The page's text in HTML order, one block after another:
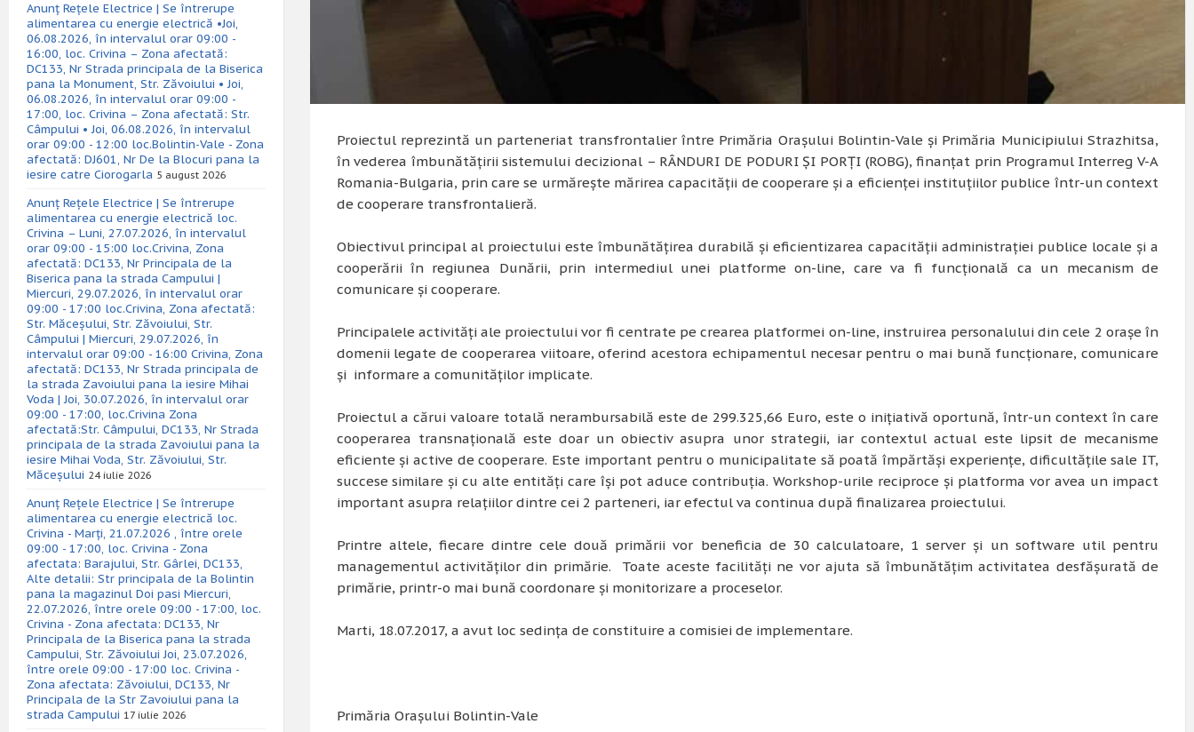
Proiectul reprezintă un parteneriat transfrontalier între Primăria Orașului Bolintin-Vale și Primăria Municipiului Strazhitsa,
în vederea îmbunătățirii sistemului decizional – RÂNDURI DE PODURI ȘI PORȚI (ROBG), finanțat prin Programul Interreg V-A
Romania-Bulgaria, prin care se urmărește mărirea capacității de cooperare și a eficienței instituțiilor publice într-un context
de cooperare transfrontalieră.
Obiectivul principal al proiectului este îmbunătățirea durabilă și eficientizarea capacității administrației publice locale și a
cooperării în regiunea Dunării, prin intermediul unei platforme on-line, care va fi funcțională ca un mecanism de
comunicare și cooperare.
Principalele activități ale proiectului vor fi centrate pe crearea platformei on-line, instruirea personalului din cele 2 orașe în
domenii legate de cooperarea viitoare, oferind acestora echipamentul necesar pentru o mai bună funcționare, comunicare
și informare a comunităților implicate.
Proiectul a cărui valoare totală nerambursabilă este de 299.325,66 Euro, este o inițiativă oportună, într-un context în care
cooperarea transnațională este doar un obiectiv asupra unor strategii, iar contextul actual este lipsit de mecanisme
eficiente și active de cooperare. Este important pentru o municipalitate să poată împărtăși experiențe, dificultățile sale IT,
succese similare și cu alte entități care își pot aduce contribuția. Workshop-urile reciproce și platforma vor avea un impact
important asupra relațiilor dintre cei 2 parteneri, iar efectul va continua după finalizarea proiectului.
Printre altele, fiecare dintre cele două primării vor beneficia de 30 calculatoare, 1 server și un software util pentru
managementul activităților din primărie. Toate aceste facilități ne vor ajuta să îmbunătățim activitatea desfășurată de
primărie, printr-o mai bună coordonare și monitorizare a proceselor.
Marti, 18.07.2017, a avut loc sedința de constituire a comisiei de implementare.
Primăria Orașului Bolintin-Vale
Anunț Rețele Electrice | Se întrerupe
alimentarea cu energie electrică •Joi,
06.08.2026, în intervalul orar 09:00 -
16:00, loc. Crivina – Zona afectată:
DC133, Nr Strada principala de la Biserica
pana la Monument, Str. Zăvoiului • Joi,
06.08.2026, în intervalul orar 09:00 -
17:00, loc. Crivina – Zona afectată: Str.
Câmpului • Joi, 06.08.2026, în intervalul
orar 09:00 - 12:00 loc.Bolintin-Vale - Zona
afectată: DJ601, Nr De la Blocuri pana la
iesire catre Ciorogarla 5 august 2026
Anunț Rețele Electrice | Se întrerupe
alimentarea cu energie electrică loc.
Crivina – Luni, 27.07.2026, în intervalul
orar 09:00 - 15:00 loc.Crivina, Zona
afectată: DC133, Nr Principala de la
Biserica pana la strada Campului |
Miercuri, 29.07.2026, în intervalul orar
09:00 - 17:00 loc.Crivina, Zona afectată:
Str. Măceșului, Str. Zăvoiului, Str.
Câmpului | Miercuri, 29.07.2026, în
intervalul orar 09:00 - 16:00 Crivina, Zona
afectată: DC133, Nr Strada principala de
la strada Zavoiului pana la iesire Mihai
Voda | Joi, 30.07.2026, în intervalul orar
09:00 - 17:00, loc.Crivina Zona
afectată:Str. Câmpului, DC133, Nr Strada
principala de la strada Zavoiului pana la
iesire Mihai Voda, Str. Zăvoiului, Str.
Măceșului 24 iulie 2026
Anunț Rețele Electrice | Se întrerupe
alimentarea cu energie electrică loc.
Crivina - Marți, 21.07.2026 , între orele
09:00 - 17:00, loc. Crivina - Zona
afectata: Barajului, Str. Gârlei, DC133,
Alte detalii: Str principala de la Bolintin
pana la magazinul Doi pasi Miercuri,
22.07.2026, între orele 09:00 - 17:00, loc.
Crivina - Zona afectata: DC133, Nr
Principala de la Biserica pana la strada
Campului, Str. Zăvoiului Joi, 23.07.2026,
între orele 09:00 - 17:00 loc. Crivina -
Zona afectata: Zăvoiului, DC133, Nr
Principala de la Str Zavoiului pana la
strada Campului 17 iulie 2026